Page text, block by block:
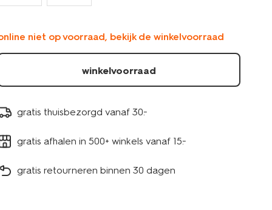
niet op voorraad, bekijk de winkelvoorraad
winkelvoorraad
gratis thuisbezorgd vanaf 30.-
gratis afhalen in 500+ winkels vanaf 15.-
gratis retourneren binnen 30 dagen